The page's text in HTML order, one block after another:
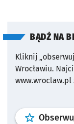
BĄDŹ NA
Kliknij
Wrocławiu.
www.wroclaw.pl